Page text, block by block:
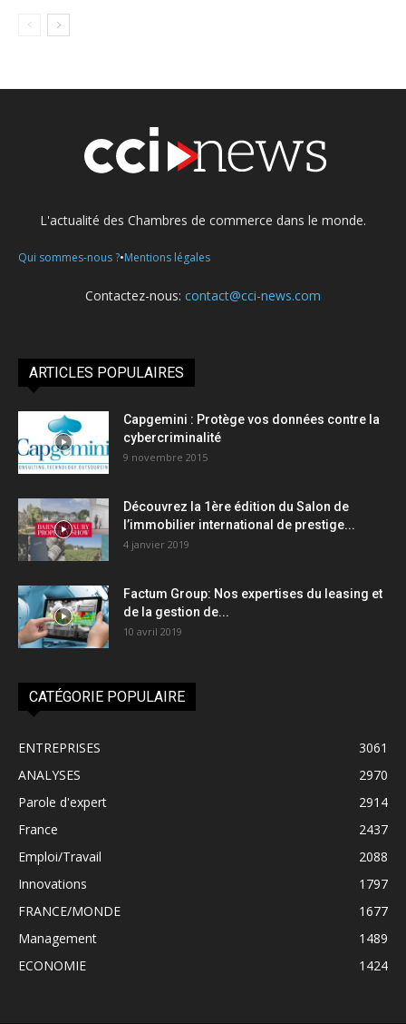
L'actualité des Chambres de commerce dans le monde.
Qui sommes-nous ?•Mentions légales
Contactez-nous: contact@cci-news.com
ARTICLES POPULAIRES
Capgemini : Protège vos données contre la
cybercriminalité
9 novembre 2015
Découvrez la 1ère édition du Salon de
l’immobilier international de prestige...
4 janvier 2019
Factum Group: Nos expertises du leasing et
de la gestion de...
10 avril 2019
CATÉGORIE POPULAIRE
ENTREPRISES
3061
ANALYSES
2970
Parole d'expert
2914
France
2437
Emploi/Travail
2088
Innovations
1797
FRANCE/MONDE
1677
Management
1489
ECONOMIE
1424